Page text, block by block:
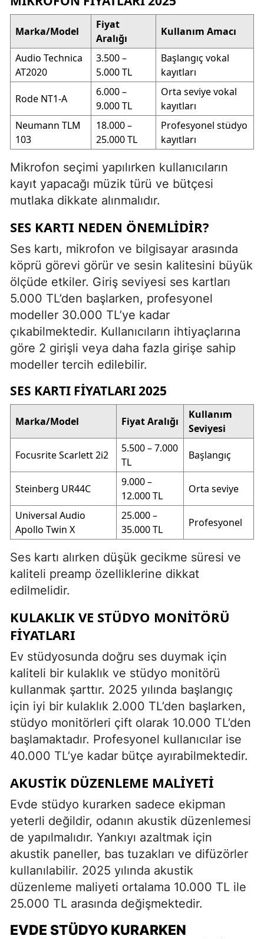
Marka/Model
Fiyat
Aralığı
Kullanım Amacı
Audio Technica
AT2020
3.500 –
5.000 TL
Başlangıç vokal
kayıtları
Rode NT1-A
6.000 –
9.000 TL
Orta seviye vokal
kayıtları
Neumann TLM
103
18.000 –
25.000 TL
Profesyonel stüdyo
kayıtları
Mikrofon seçimi yapılırken kullanıcıların
kayıt yapacağı müzik türü ve bütçesi
mutlaka dikkate alınmalıdır.
SES KARTI NEDEN ÖNEMLIDIR?
Ses kartı, mikrofon ve bilgisayar arasında
köprü görevi görür ve sesin kalitesini büyük
ölçüde etkiler. Giriş seviyesi ses kartları
5.000 TL’den başlarken, profesyonel
modeller 30.000 TL’ye kadar
çıkabilmektedir. Kullanıcıların ihtiyaçlarına
göre 2 girişli veya daha fazla girişe sahip
modeller tercih edilebilir.
SES KARTI FIYATLARI 2025
Marka/Model Fiyat Aralığı
Kullanım
Seviyesi
Focusrite Scarlett 2i2
5.500 – 7.000
TL
Başlangıç
Steinberg UR44C
9.000 –
12.000 TL
Orta seviye
Universal Audio
Apollo Twin X
25.000 –
35.000 TL
Profesyonel
Ses kartı alırken düşük gecikme süresi ve
kaliteli preamp özelliklerine dikkat
edilmelidir.
KULAKLIK VE STÜDYO MONITÖRÜ
FIYATLARI
Ev stüdyosunda doğru ses duymak için
kaliteli bir kulaklık ve stüdyo monitörü
kullanmak şarttır. 2025 yılında başlangıç
için iyi bir kulaklık 2.000 TL’den başlarken,
stüdyo monitörleri çift olarak 10.000 TL’den
başlamaktadır. Profesyonel kullanıcılar ise
40.000 TL’ye kadar bütçe ayırabilmektedir.
AKUSTIK DÜZENLEME MALIYETI
Evde stüdyo kurarken sadece ekipman
yeterli değildir, odanın akustik düzenlemesi
de yapılmalıdır. Yankıyı azaltmak için
akustik paneller, bas tuzakları ve difüzörler
kullanılabilir. 2025 yılında akustik
düzenleme maliyeti ortalama 10.000 TL ile
25.000 TL arasında değişmektedir.
EVDE STÜDYO KURARKEN